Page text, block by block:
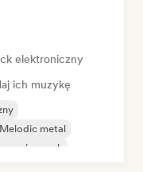
elektroniczny
ich muzykę
Melodic metal
rock